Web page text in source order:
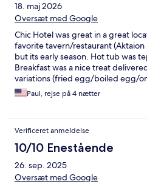
18. maj 2026
Oversæt med Google
Chic Hotel was great in a great
favorite tavern/restaurant (Aktaion
but its early season. Hot tub was
Breakfast was a nice treat
variations (fried egg/boiled egg/
were friendly and pleasant.
Paul, rejse på 4 nætter
Verificeret anmeldelse
10/10 Enestående
26. sep. 2025
Oversæt med Google